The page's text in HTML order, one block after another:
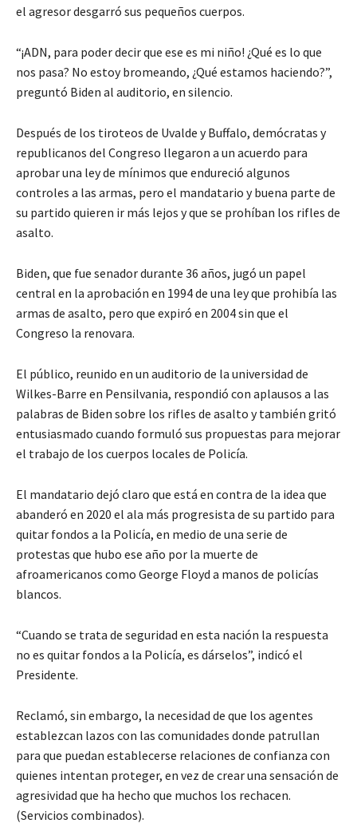
el agresor desgarró sus pequeños cuerpos.
“¡ADN, para poder decir que ese es mi niño! ¿Qué es lo que
nos pasa? No estoy bromeando, ¿Qué estamos haciendo?”,
preguntó Biden al auditorio, en silencio.
Después de los tiroteos de Uvalde y Buffalo, demócratas y
republicanos del Congreso llegaron a un acuerdo para
aprobar una ley de mínimos que endureció algunos
controles a las armas, pero el mandatario y buena parte de
su partido quieren ir más lejos y que se prohíban los rifles de
asalto.
Biden, que fue senador durante 36 años, jugó un papel
central en la aprobación en 1994 de una ley que prohibía las
armas de asalto, pero que expiró en 2004 sin que el
Congreso la renovara.
El público, reunido en un auditorio de la universidad de
Wilkes-Barre en Pensilvania, respondió con aplausos a las
palabras de Biden sobre los rifles de asalto y también gritó
entusiasmado cuando formuló sus propuestas para mejorar
el trabajo de los cuerpos locales de Policía.
El mandatario dejó claro que está en contra de la idea que
abanderó en 2020 el ala más progresista de su partido para
quitar fondos a la Policía, en medio de una serie de
protestas que hubo ese año por la muerte de
afroamericanos como George Floyd a manos de policías
blancos.
“Cuando se trata de seguridad en esta nación la respuesta
no es quitar fondos a la Policía, es dárselos”, indicó el
Presidente.
Reclamó, sin embargo, la necesidad de que los agentes
establezcan lazos con las comunidades donde patrullan
para que puedan establecerse relaciones de confianza con
quienes intentan proteger, en vez de crear una sensación de
agresividad que ha hecho que muchos los rechacen.
(Servicios combinados).